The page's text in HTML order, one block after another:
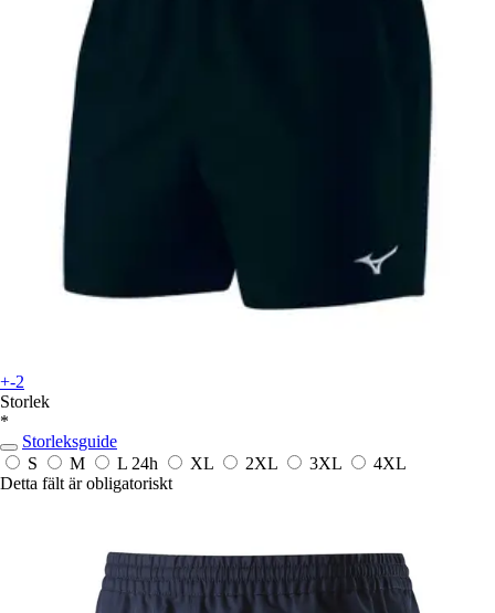
+-2
Storlek
*
Storleksguide
S
M L 24h XL 2XL 3XL
4XL
Detta fält är obligatoriskt